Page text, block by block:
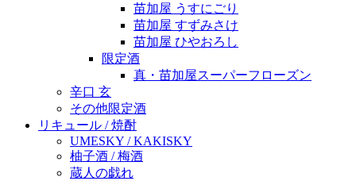
苗加屋 うすにごり
苗加屋 すずみさけ
苗加屋 ひやおろし
限定酒
真・苗加屋スーパーフローズン
辛口 玄
その他限定酒
リキュール / 焼酎
UMESKY / KAKISKY
柚子酒 / 梅酒
蔵人の戯れ